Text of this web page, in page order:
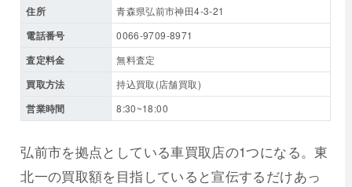
住所 青森県弘前市神田4-3-21
電話番号 0066-9709-8971
査定料金 無料査定
買取方法 持込買取(店舗買取)
営業時間 8:30~18:00
弘前市を拠点としている車買取店の1つになる。東
北一の買取額を目指していると宣伝するだけあっ